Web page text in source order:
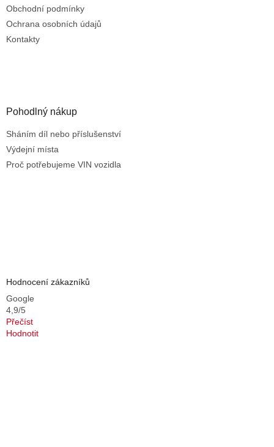
Obchodní podmínky
Ochrana osobních údajů
Kontakty
Pohodlný nákup
Sháním díl nebo příslušenství
Výdejní místa
Proč potřebujeme VIN vozidla
Hodnocení zákazníků
Google
4,9/5
Přečíst
Hodnotit